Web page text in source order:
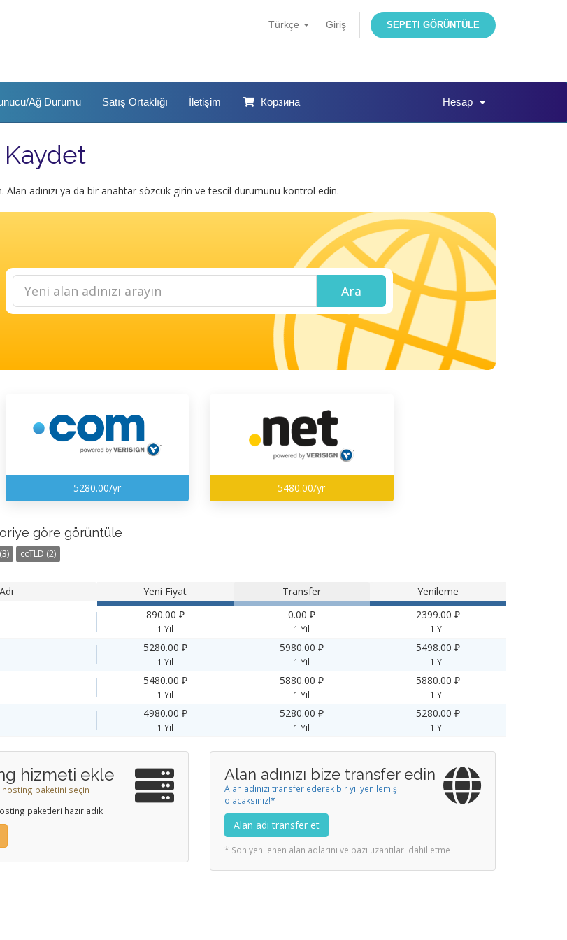
Türkçe Giriş SEPETI GÖRÜNTÜLE
Ağ Durumu Satış Ortaklığı İletişim Корзина Hesap
Kaydet
Alan adınızı ya da bir anahtar sözcük girin ve tescil durumunu kontrol edin.
Ara
5280.00/yr 5480.00/yr
göre görüntüle
ccTLD (2)
Yeni Fiyat Transfer Yenileme
890.00 ₽
1 Yıl
0.00 ₽
1 Yıl
2399.00 ₽
1 Yıl
5280.00 ₽
1 Yıl
5980.00 ₽
1 Yıl
5498.00 ₽
1 Yıl
5480.00 ₽
1 Yıl
5880.00 ₽
1 Yıl
5880.00 ₽
1 Yıl
4980.00 ₽
1 Yıl
5280.00 ₽
1 Yıl
5280.00 ₽
1 Yıl
hizmeti ekle
hosting paketini seçin
paketleri hazırladık
Alan adınızı bize transfer edin
Alan adınızı transfer ederek bir yıl yenilemiş
olacaksınız!*
Alan adı transfer et
* Son yenilenen alan adlarını ve bazı uzantıları dahil etme